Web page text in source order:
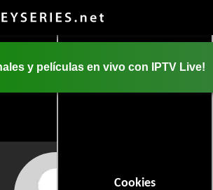
Cookies
y películas en vivo con IPTV Live!